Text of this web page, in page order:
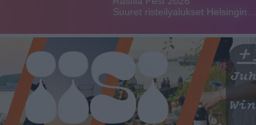
Suuret risteilyalukset Helsingin…